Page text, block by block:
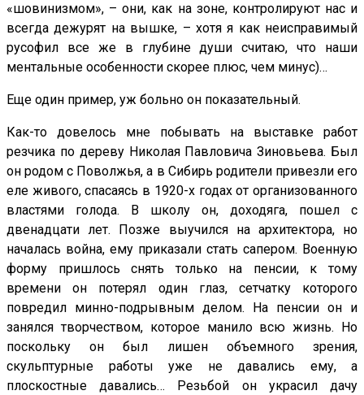
«шовинизмом», – они, как на зоне, контролируют нас и
всегда дежурят на вышке, – хотя я как неисправимый
русофил все же в глубине души считаю, что наши
ментальные особенности скорее плюс, чем минус)…
Еще один пример, уж больно он показательный.
Как-то довелось мне побывать на выставке работ
резчика по дереву Николая Павловича Зиновьева. Был
он родом с Поволжья, а в Сибирь родители привезли его
еле живого, спасаясь в 1920-х годах от организованного
властями голода. В школу он, доходяга, пошел с
двенадцати лет. Позже выучился на архитектора, но
началась война, ему приказали стать сапером. Военную
форму пришлось снять только на пенсии, к тому
времени он потерял один глаз, сетчатку которого
повредил минно-подрывным делом. На пенсии он и
занялся творчеством, которое манило всю жизнь. Но
поскольку он был лишен объемного зрения,
скульптурные работы уже не давались ему, а
плоскостные давались… Резьбой он украсил дачу